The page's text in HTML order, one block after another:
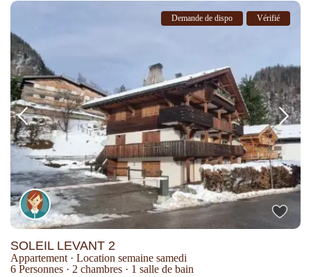
Demande de dispo Vérifié
SOLEIL LEVANT 2
Appartement · Location semaine samedi
6 Personnes · 2 chambres · 1 salle de bain